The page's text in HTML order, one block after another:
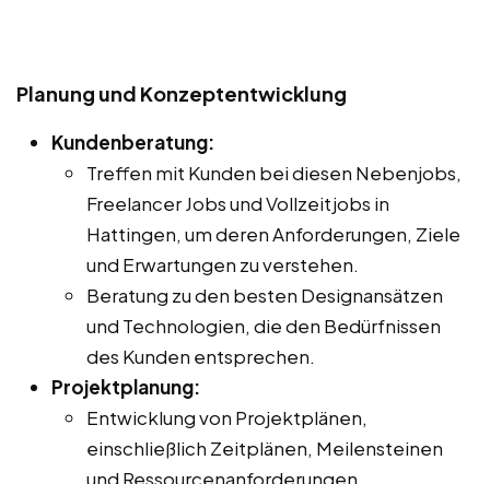
Planung und Konzeptentwicklung
Kundenberatung:
Treffen mit Kunden bei diesen Nebenjobs,
Freelancer Jobs und Vollzeitjobs in
Hattingen, um deren Anforderungen, Ziele
und Erwartungen zu verstehen.
Beratung zu den besten Designansätzen
und Technologien, die den Bedürfnissen
des Kunden entsprechen.
Projektplanung:
Entwicklung von Projektplänen,
einschließlich Zeitplänen, Meilensteinen
und Ressourcenanforderungen.